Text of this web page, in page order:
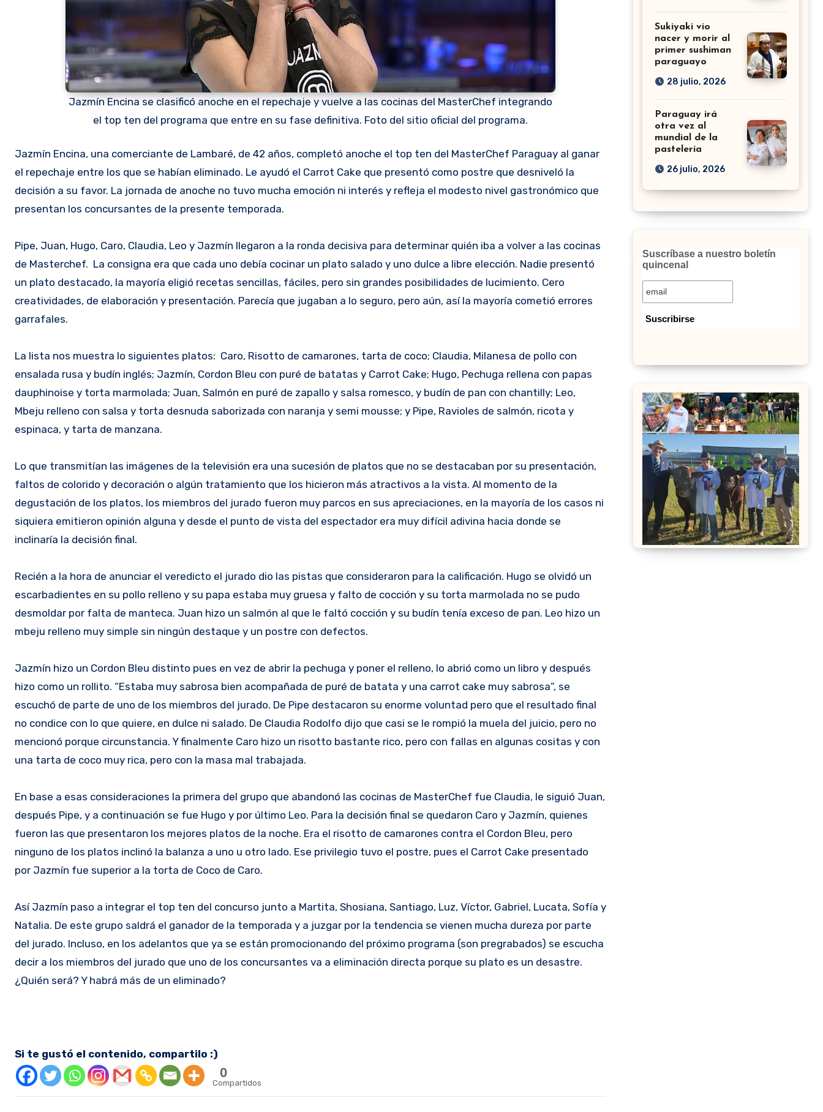
Jazmín Encina se clasificó anoche en el repechaje y vuelve a las cocinas del MasterChef integrando
el top ten del programa que entre en su fase definitiva. Foto del sitio oficial del programa.
Jazmín Encina, una comerciante de Lambaré, de 42 años, completó anoche el top ten del MasterChef Paraguay al ganar
el repechaje entre los que se habían eliminado. Le ayudó el Carrot Cake que presentó como postre que desniveló la
decisión a su favor. La jornada de anoche no tuvo mucha emoción ni interés y refleja el modesto nivel gastronómico que
presentan los concursantes de la presente temporada.
Pipe, Juan, Hugo, Caro, Claudia, Leo y Jazmín llegaron a la ronda decisiva para determinar quién iba a volver a las cocinas
de Masterchef. La consigna era que cada uno debía cocinar un plato salado y uno dulce a libre elección. Nadie presentó
un plato destacado, la mayoría eligió recetas sencillas, fáciles, pero sin grandes posibilidades de lucimiento. Cero
creatividades, de elaboración y presentación. Parecía que jugaban a lo seguro, pero aún, así la mayoría cometió errores
garrafales.
La lista nos muestra lo siguientes platos: Caro, Risotto de camarones, tarta de coco; Claudia, Milanesa de pollo con
ensalada rusa y budín inglés; Jazmín, Cordon Bleu con puré de batatas y Carrot Cake; Hugo, Pechuga rellena con papas
dauphinoise y torta marmolada; Juan, Salmón en puré de zapallo y salsa romesco, y budín de pan con chantilly; Leo,
Mbeju relleno con salsa y torta desnuda saborizada con naranja y semi mousse; y Pipe, Ravioles de salmón, ricota y
espinaca, y tarta de manzana.
Lo que transmitían las imágenes de la televisión era una sucesión de platos que no se destacaban por su presentación,
faltos de colorido y decoración o algún tratamiento que los hicieron más atractivos a la vista. Al momento de la
degustación de los platos, los miembros del jurado fueron muy parcos en sus apreciaciones, en la mayoría de los casos ni
siquiera emitieron opinión alguna y desde el punto de vista del espectador era muy difícil adivina hacia donde se
inclinaría la decisión final.
Recién a la hora de anunciar el veredicto el jurado dio las pistas que consideraron para la calificación. Hugo se olvidó un
escarbadientes en su pollo relleno y su papa estaba muy gruesa y falto de cocción y su torta marmolada no se pudo
desmoldar por falta de manteca. Juan hizo un salmón al que le faltó cocción y su budín tenía exceso de pan. Leo hizo un
mbeju relleno muy simple sin ningún destaque y un postre con defectos.
Jazmín hizo un Cordon Bleu distinto pues en vez de abrir la pechuga y poner el relleno, lo abrió como un libro y después
hizo como un rollito. “Estaba muy sabrosa bien acompañada de puré de batata y una carrot cake muy sabrosa”, se
escuchó de parte de uno de los miembros del jurado. De Pipe destacaron su enorme voluntad pero que el resultado final
no condice con lo que quiere, en dulce ni salado. De Claudia Rodolfo dijo que casi se le rompió la muela del juicio, pero no
mencionó porque circunstancia. Y finalmente Caro hizo un risotto bastante rico, pero con fallas en algunas cositas y con
una tarta de coco muy rica, pero con la masa mal trabajada.
En base a esas consideraciones la primera del grupo que abandonó las cocinas de MasterChef fue Claudia, le siguió Juan,
después Pipe, y a continuación se fue Hugo y por último Leo. Para la decisión final se quedaron Caro y Jazmín, quienes
fueron las que presentaron los mejores platos de la noche. Era el risotto de camarones contra el Cordon Bleu, pero
ninguno de los platos inclinó la balanza a uno u otro lado. Ese privilegio tuvo el postre, pues el Carrot Cake presentado
por Jazmín fue superior a la torta de Coco de Caro.
Así Jazmín paso a integrar el top ten del concurso junto a Martita, Shosiana, Santiago, Luz, Víctor, Gabriel, Lucata, Sofía y
Natalia. De este grupo saldrá el ganador de la temporada y a juzgar por la tendencia se vienen mucha dureza por parte
del jurado. Incluso, en los adelantos que ya se están promocionando del próximo programa (son pregrabados) se escucha
decir a los miembros del jurado que uno de los concursantes va a eliminación directa porque su plato es un desastre.
¿Quién será? Y habrá más de un eliminado?
Si te gustó el contenido, compartilo :)
0
Compartidos
Sukiyaki vio
nacer y morir al
primer sushiman
paraguayo
28 julio, 2026
Paraguay irá
otra vez al
mundial de la
pastelería
26 julio, 2026
Suscríbase a nuestro boletín
quincenal